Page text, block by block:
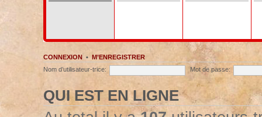
CONNEXION• M’ENREGISTRER
Nom d’utilisateur-trice:
Mot de passe:
QUI EST EN LIGNE